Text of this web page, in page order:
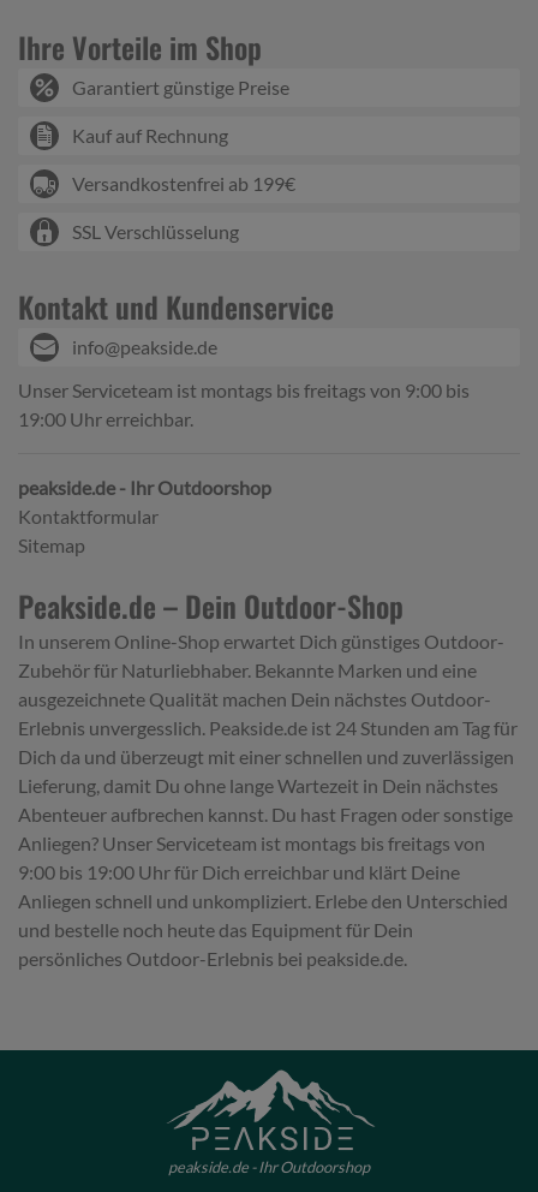
Ihre Vorteile im Shop
Garantiert günstige Preise
Kauf auf Rechnung
Versandkostenfrei ab 199€
SSL Verschlüsselung
Kontakt und Kundenservice
info@peakside.de
Unser Serviceteam ist montags bis freitags von 9:00 bis
19:00 Uhr erreichbar.
peakside.de - Ihr Outdoorshop
Kontaktformular
Sitemap
Peakside.de – Dein Outdoor-Shop
In unserem Online-Shop erwartet Dich günstiges Outdoor-
Zubehör für Naturliebhaber. Bekannte Marken und eine
ausgezeichnete Qualität machen Dein nächstes Outdoor-
Erlebnis unvergesslich. Peakside.de ist 24 Stunden am Tag für
Dich da und überzeugt mit einer schnellen und zuverlässigen
Lieferung, damit Du ohne lange Wartezeit in Dein nächstes
Abenteuer aufbrechen kannst. Du hast Fragen oder sonstige
Anliegen? Unser Serviceteam ist montags bis freitags von
9:00 bis 19:00 Uhr für Dich erreichbar und klärt Deine
Anliegen schnell und unkompliziert. Erlebe den Unterschied
und bestelle noch heute das Equipment für Dein
persönliches Outdoor-Erlebnis bei peakside.de.
peakside.de - Ihr Outdoorshop